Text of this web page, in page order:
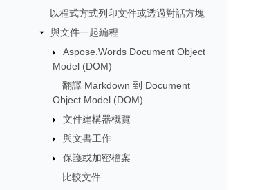
以程式方式列印文件或透過對話方塊
與文件一起編程
Aspose.Words Document Object
Model (DOM)
翻譯 Markdown 到 Document
Object Model (DOM)
文件建構器概覽
與文書工作
保護或加密檔案
比較文件